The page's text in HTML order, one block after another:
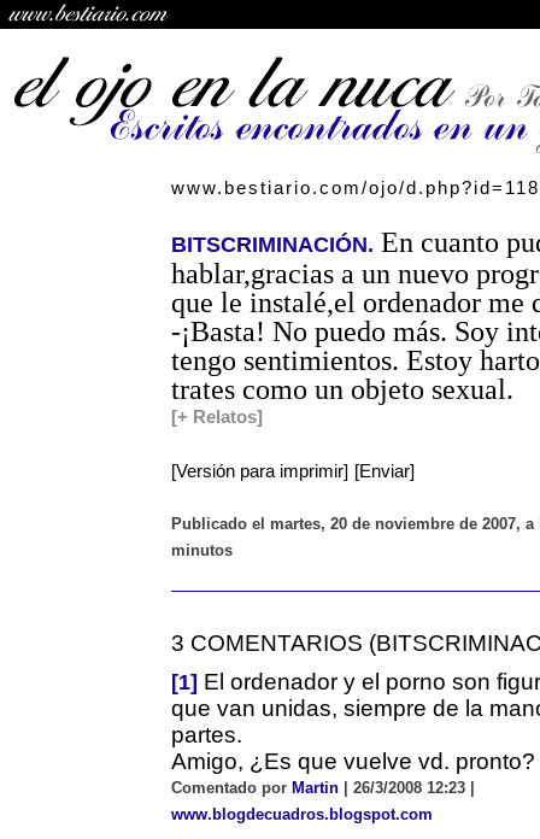
www.bestiario.com/ojo/d.php?id=118
BITSCRIMINACIÓN. En cuanto
hablar,gracias a un nuevo
que le instalé,el ordenador me
-¡Basta! No puedo más. Soy
tengo sentimientos. Estoy
trates como un objeto sexual.
[+ Relatos]
[Versión para imprimir] [Enviar]
Publicado el martes, 20 de noviembre de 2007, a
minutos
3 COMENTARIOS
[1] El ordenador y el porno son
que van unidas, siempre de la
partes.
Amigo, ¿Es que vuelve vd. pronto?
Comentado por Martin | 26/3/2008 12:23 |
www.blogdecuadros.blogspot.com